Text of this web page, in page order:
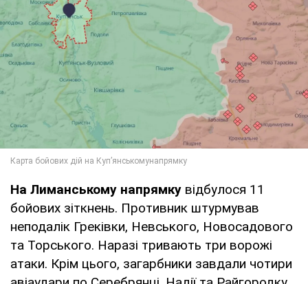
На Лиманському напрямку відбулося 11
бойових зіткнень. Противник штурмував
неподалік Греківки, Невського, Новосадового
та Торського. Наразі тривають три ворожі
атаки. Крім цього, загарбники завдали чотири